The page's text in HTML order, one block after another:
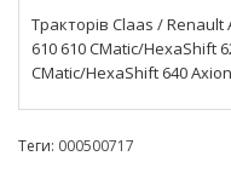
Тракторів Claas / Renault
610 610 CMatic/HexaShift
CMatic/HexaShift 640
Теги: 000500717